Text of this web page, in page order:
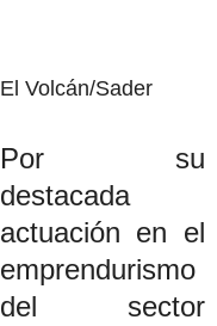
El Volcán/Sader
Por su
destacada
actuación en el
emprendurismo
del sector